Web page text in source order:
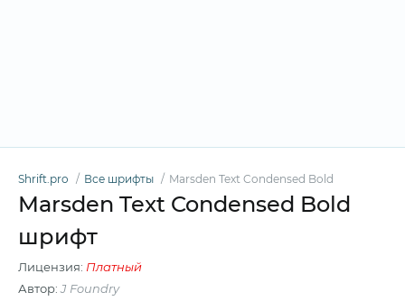
Shrift.pro Все шрифты Marsden Text Condensed Bold
Marsden Text Condensed Bold
шрифт
Лицензия: Платный
Автор:J Foundry